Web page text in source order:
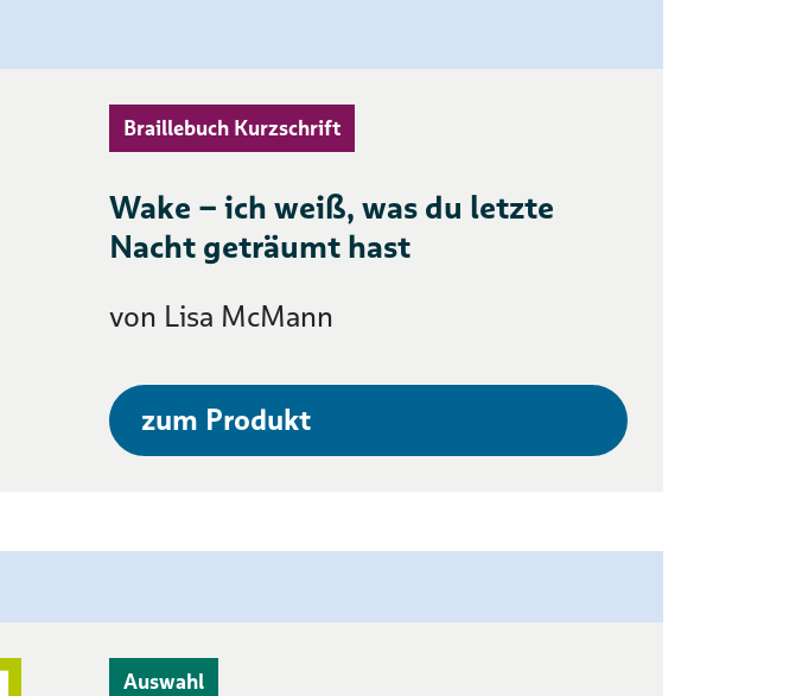
Braillebuch Kurzschrift
Wake – ich weiß, was du letzte
Nacht geträumt hast
von Lisa McMann
zum Produkt
Auswahl